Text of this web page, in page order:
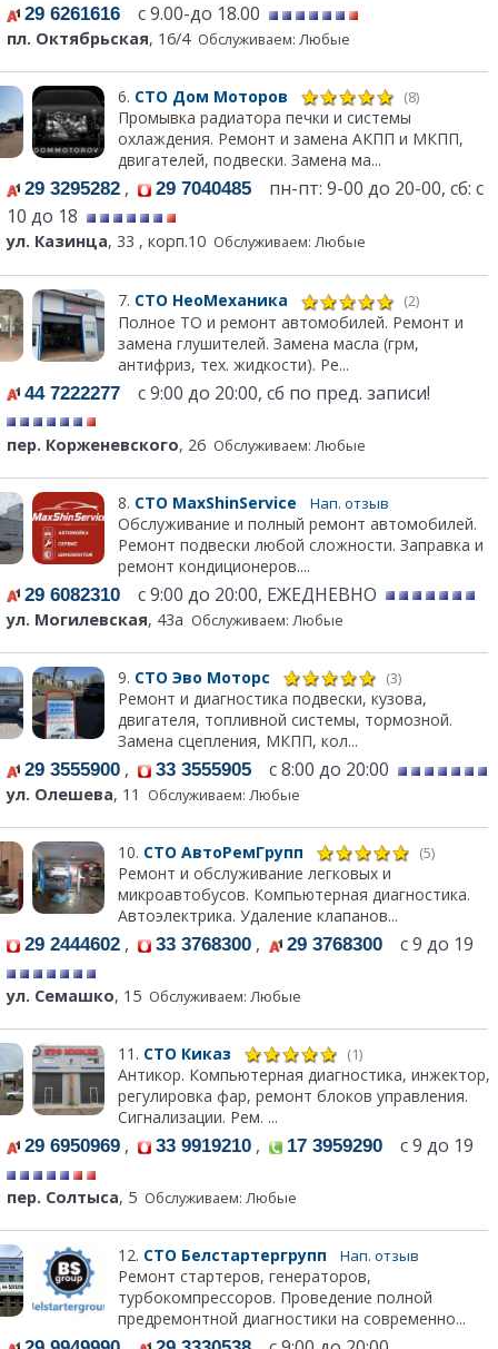
29 6261616 с 9.00-до 18.00
пл. Октябрьская, 16/4 Обслуживаем: Любые
6. СТО Дом Моторов (8)
Промывка радиатора печки и системы
охлаждения. Ремонт и замена АКПП и МКПП,
двигателей, подвески. Замена ма...
29 3295282 , 29 7040485 пн-пт: 9-00 до 20-00, сб: с
10 до 18
ул. Казинца, 33 , корп.10 Обслуживаем: Любые
7. СТО НеоМеханика (2)
Полное ТО и ремонт автомобилей. Ремонт и
замена глушителей. Замена масла (грм,
антифриз, тех. жидкости). Ре...
44 7222277 с 9:00 до 20:00, сб по пред. записи!
пер. Корженевского, 26 Обслуживаем: Любые
8. СТО MaxShinService Нап. отзыв
Обслуживание и полный ремонт автомобилей.
Ремонт подвески любой сложности. Заправка и
ремонт кондиционеров....
29 6082310 с 9:00 до 20:00, ЕЖЕДНЕВНО
ул. Могилевская, 43а Обслуживаем: Любые
9. СТО Эво Моторс (3)
Ремонт и диагностика подвески, кузова,
двигателя, топливной системы, тормозной.
Замена сцепления, МКПП, кол...
29 3555900 , 33 3555905 с 8:00 до 20:00
ул. Олешева, 11 Обслуживаем: Любые
10. СТО АвтоРемГрупп (5)
Ремонт и обслуживание легковых и
микроавтобусов. Компьютерная диагностика.
Автоэлектрика. Удаление клапанов...
29 2444602 , 33 3768300 , 29 3768300 с 9 до 19
ул. Семашко, 15 Обслуживаем: Любые
11. СТО Киказ (1)
Антикор. Компьютерная диагностика, инжектор,
регулировка фар, ремонт блоков управления.
Сигнализации. Рем. ...
29 6950969 , 33 9919210 , 17 3959290 с 9 до 19
пер. Солтыса, 5 Обслуживаем: Любые
12. СТО Белстартергрупп Нап. отзыв
Ремонт стартеров, генераторов,
турбокомпрессоров. Проведение полной
предремонтной диагностики на современно...